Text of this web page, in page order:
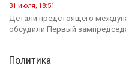
31 июля, 18:51
Детали предстоящего
обсудили Первый
Политика